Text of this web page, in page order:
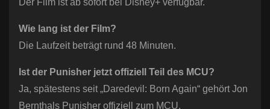
Wie lang ist der Film?
Die Laufzeit beträgt rund 48 Minuten.
Ist der Punisher jetzt offiziell Teil des MCU?
Ja, spätestens seit „Daredevil: Born Again“ gehört Jon
Bernthals Punisher offiziell zum MCU.